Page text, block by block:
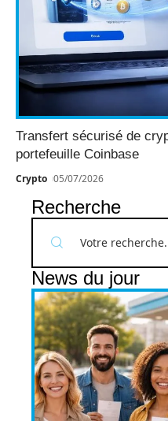
Transfert sécurisé de
portefeuille Coinbase
Crypto 05/07/2026
Recherche
News du jour